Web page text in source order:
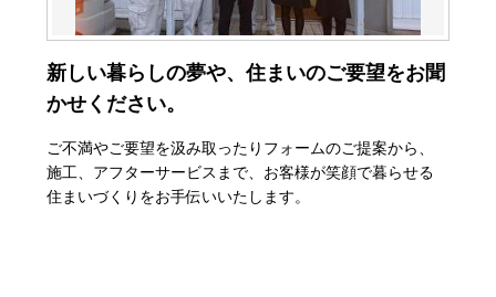
新しい暮らしの夢や、住まいのご要望をお聞
かせください。
ご不満やご要望を汲み取ったりフォームのご提案から、
施工、アフターサービスまで、お客様が笑顔で暮らせる
住まいづくりをお手伝いいたします。